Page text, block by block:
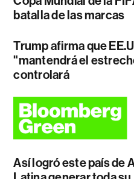
batalla de las marcas
Trump afirma que
"mantendrá el
controlará
Así logró este país de